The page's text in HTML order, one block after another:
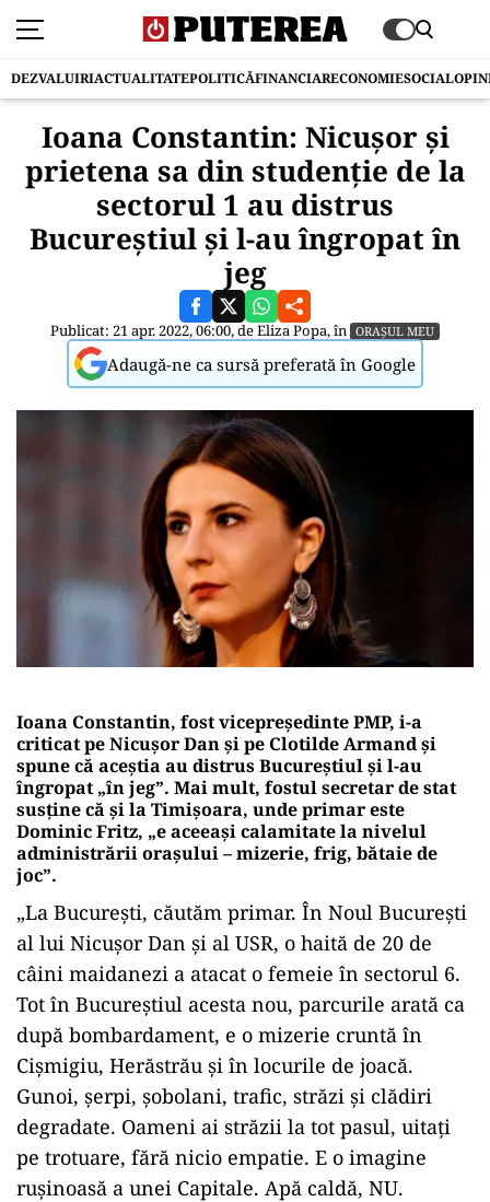
DEZVALUIRIACTUALITATEPOLITICĂFINANCIARECONOMIESOCIAL
Ioana Constantin: Nicușor și
prietena sa din studenție de la
sectorul 1 au distrus
Bucureștiul și l-au îngropat în
jeg
Publicat: 21 apr. 2022, 06:00, deEliza Popa, în ORAȘUL MEU
Adaugă-ne ca sursă preferată în Google
Ioana Constantin, fost vicepreședinte PMP, i-a
criticat pe Nicușor Dan și pe Clotilde Armand și
spune că aceștia au distrus Bucureștiul și l-au
îngropat „în jeg”. Mai mult, fostul secretar de stat
susține că și la Timișoara, unde primar este
Dominic Fritz, „e aceeași calamitate la nivelul
administrării orașului – mizerie, frig, bătaie de
joc”.
„La București, căutăm primar. În Noul București
al lui Nicușor Dan și al USR, o haită de 20 de
câini maidanezi a atacat o femeie în sectorul 6.
Tot în Bucureștiul acesta nou, parcurile arată ca
după bombardament, e o mizerie cruntă în
Cișmigiu, Herăstrău și în locurile de joacă.
Gunoi, șerpi, șobolani, trafic, străzi și clădiri
degradate. Oameni ai străzii la tot pasul, uitați
pe trotuare, fără nicio empatie. E o imagine
rușinoasă a unei Capitale. Apă caldă, NU.